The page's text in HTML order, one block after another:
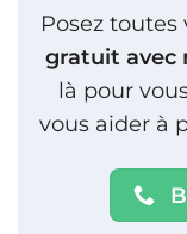
d’entreprise.
L’intelligence
comme une
Dans le
Posez toutes
gratuit avec
là pour
vous aider à